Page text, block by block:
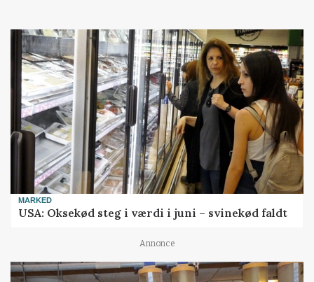
MARKED
USA: Oksekød steg i værdi i juni – svinekød faldt
Annonce